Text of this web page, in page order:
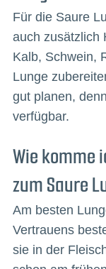
Für die Saure
auch zusätzlich
Kalb, Schwein,
Lunge
gut planen,
verfügbar.
Wie komme
zum Saure
Am besten
Vertrauens
sie in der